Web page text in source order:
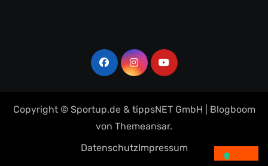
Copyright © Sportup.de & tippsNET GmbH
Blogboom
von Themeansar.
DatenschutzImpressum